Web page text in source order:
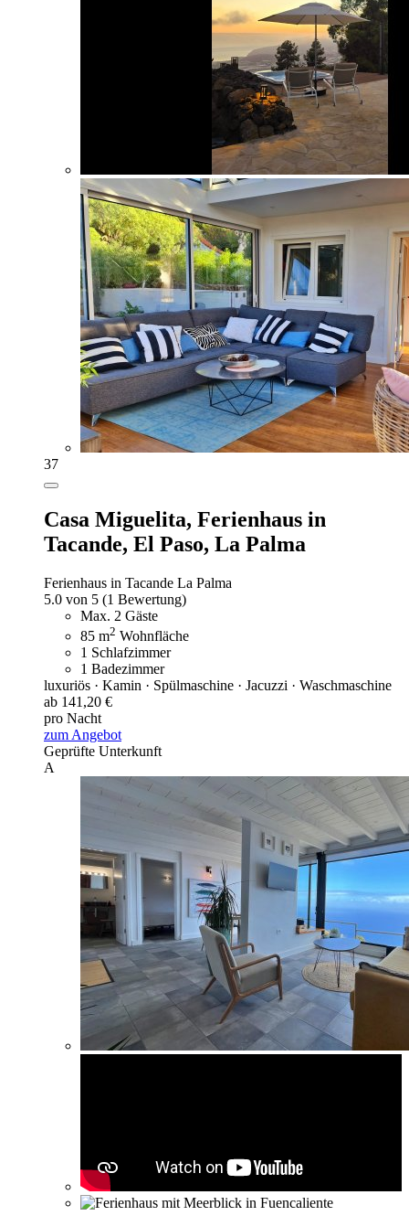
37
Casa Miguelita, Ferienhaus in
Tacande, El Paso, La Palma
Ferienhaus in Tacande La Palma
5.0 von 5 (1 Bewertung)
Max. 2 Gäste
85 m2 Wohnfläche
1 Schlafzimmer
1 Badezimmer
luxuriös · Kamin · Spülmaschine · Jacuzzi · Waschmaschine
ab 141,20 €
pro Nacht
zum Angebot
Geprüfte Unterkunft
A